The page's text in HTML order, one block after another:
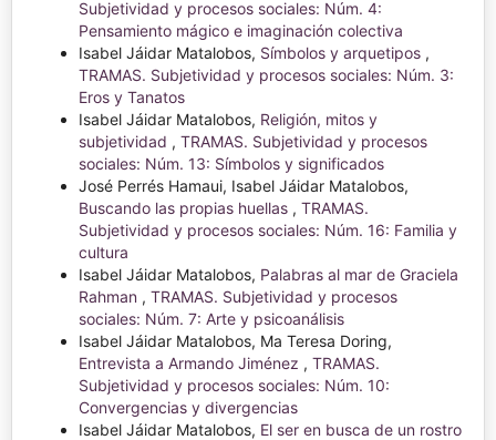
Subjetividad y procesos sociales: Núm. 4:
Pensamiento mágico e imaginación colectiva
Isabel Jáidar Matalobos, Símbolos y arquetipos ,
TRAMAS. Subjetividad y procesos sociales: Núm. 3:
Eros y Tanatos
Isabel Jáidar Matalobos, Religión, mitos y
subjetividad , TRAMAS. Subjetividad y procesos
sociales: Núm. 13: Símbolos y significados
José Perrés Hamaui, Isabel Jáidar Matalobos,
Buscando las propias huellas , TRAMAS.
Subjetividad y procesos sociales: Núm. 16: Familia y
cultura
Isabel Jáidar Matalobos, Palabras al mar de Graciela
Rahman , TRAMAS. Subjetividad y procesos
sociales: Núm. 7: Arte y psicoanálisis
Isabel Jáidar Matalobos, Ma Teresa Doring,
Entrevista a Armando Jiménez , TRAMAS.
Subjetividad y procesos sociales: Núm. 10:
Convergencias y divergencias
Isabel Jáidar Matalobos, El ser en busca de un rostro